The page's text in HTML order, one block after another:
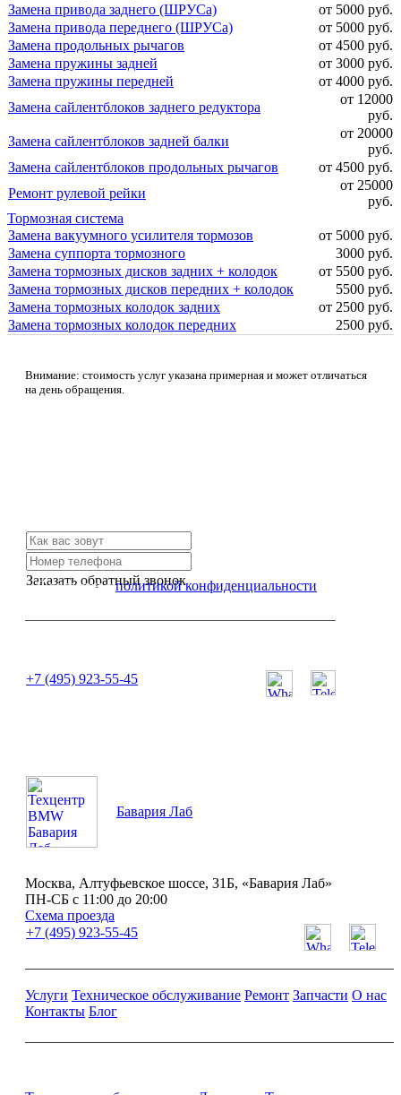
Замена привода заднего (ШРУСа)
от 5000 руб.
Замена привода переднего (ШРУСа)
от 5000 руб.
Замена продольных рычагов
от 4500 руб.
Замена пружины задней
от 3000 руб.
Замена пружины передней
от 4000 руб.
Замена сайлентблоков заднего редуктора
от 12000
руб.
Замена сайлентблоков задней балки
от 20000
руб.
Замена сайлентблоков продольных рычагов
от 4500 руб.
Ремонт рулевой рейки
от 25000
руб.
Тормозная система
Замена вакуумного усилителя тормозов
от 5000 руб.
Замена суппорта тормозного
3000 руб.
Замена тормозных дисков задних + колодок
от 5500 руб.
Замена тормозных дисков передних + колодок
5500 руб.
Замена тормозных колодок задних
от 2500 руб.
Замена тормозных колодок передних
2500 руб.
Внимание: стоимость услуг указана примерная и может отличаться
на день обращения.
Заказать обратный звонок
Я согласен сполитикой конфиденциальности
+7 (495) 923-55-45
Бавария Лаб
Москва, Алтуфьевское шоссе, 31Б, «Бавария Лаб»
ПН-СБ с 11:00 до 20:00
Схема проезда
+7 (495) 923-55-45
Услуги Техническое обслуживание Ремонт Запчасти О нас
Контакты Блог